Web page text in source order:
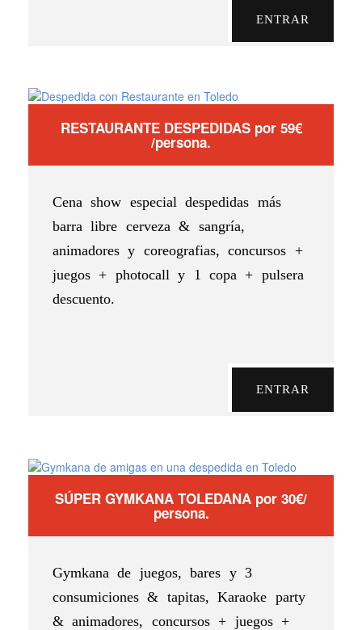
ENTRAR
RESTAURANTE DESPEDIDAS por 59€
/persona.
Cena show especial despedidas más
barra libre cerveza & sangría,
animadores y coreografias, concursos +
juegos + photocall y 1 copa + pulsera
descuento.
ENTRAR
SÚPER GYMKANA TOLEDANA por 30€/
persona.
Gymkana de juegos, bares y 3
consumiciones & tapitas, Karaoke party
& animadores, concursos + juegos +